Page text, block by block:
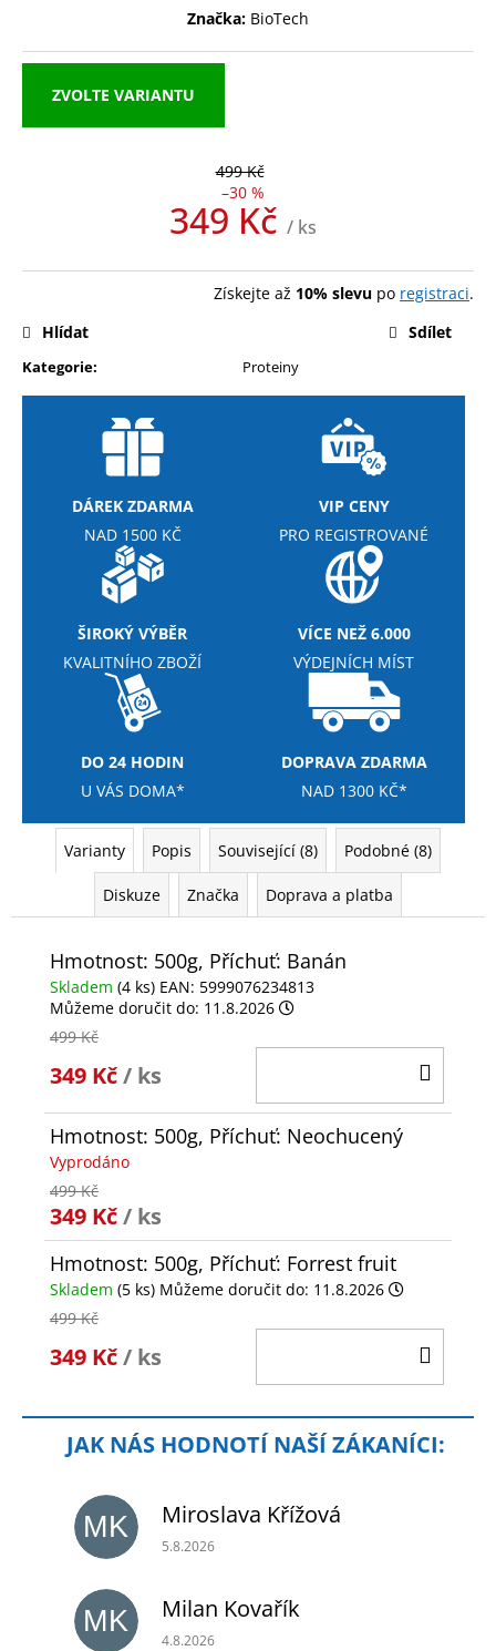
ZVOLTE VARIANTU
Značka: BioTech
499 Kč
–30 %
349 Kč / ks
cena:
Získejte až 10% slevu po registraci.
Kategorie: Proteiny
Hlídat Sdílet
DÁREK ZDARMA
NAD 1500 KČ
VIP CENY
PRO REGISTROVANÉ
ŠIROKÝ VÝBĚR
KVALITNÍHO ZBOŽÍ
VÍCE NEŽ 6.000
VÝDEJNÍCH MÍST
DO 24 HODIN
U VÁS DOMA*
DOPRAVA ZDARMA
NAD 1300 KČ*
Varianty Popis Související (8) Podobné (8)
Diskuze Značka Doprava a platba
Hmotnost: 500g, Příchuť: Banán
Skladem (4 ks) EAN: 5999076234813
Můžeme doručit do: 11.8.2026
499 Kč
349 Kč/ ks
Hmotnost: 500g, Příchuť: Neochucený
Vyprodáno
499 Kč
349 Kč/ ks
Hmotnost: 500g, Příchuť: Forrest fruit
Skladem (5 ks) Můžeme doručit do: 11.8.2026
499 Kč
349 Kč/ ks
MK Miroslava Křížová
Hodnocení obchodu je 5 z 5 hvězdiček.
5.8.2026
MK Milan Kovařík
Hodnocení obchodu je 5 z 5 hvězdiček.
4.8.2026
j
o
p
ARABICA
PŘÍCHUTÍ
390